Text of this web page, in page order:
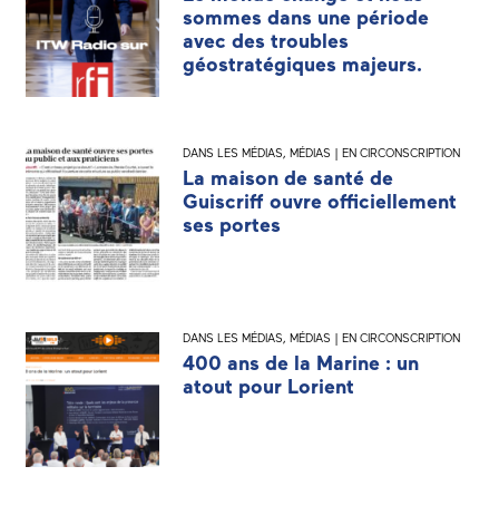
sommes dans une période
avec des troubles
géostratégiques majeurs.
DANS LES MÉDIAS, MÉDIAS | EN CIRCONSCRIPTION
La maison de santé de
Guiscriff ouvre officiellement
ses portes
DANS LES MÉDIAS, MÉDIAS | EN CIRCONSCRIPTION
400 ans de la Marine : un
atout pour Lorient